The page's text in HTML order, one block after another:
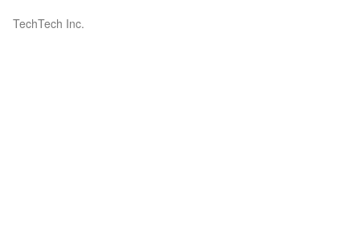
TechTech Inc.